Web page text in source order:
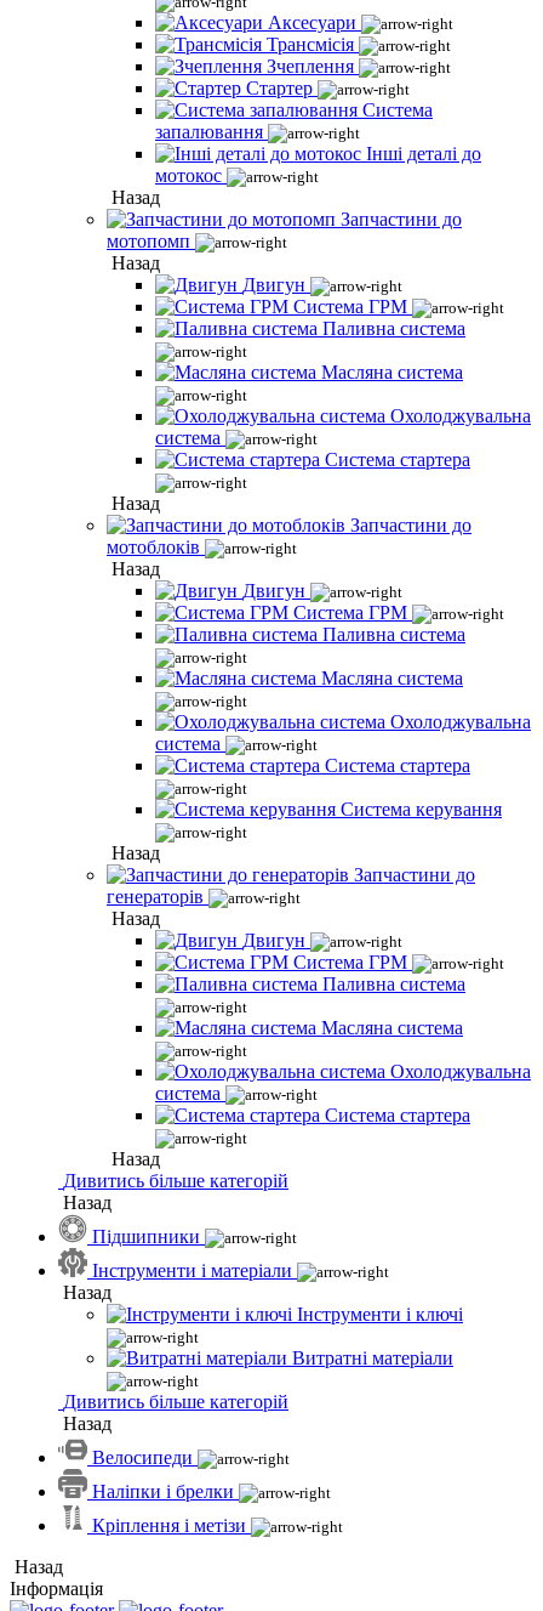
Аксесуари
Трансмісія
Зчеплення
Стартер
Система
запалювання
Інші деталі до
мотокос
Назад
Запчастини до
мотопомп
Назад
Двигун
Система ГРМ
Паливна система
Масляна система
Охолоджувальна
система
Система стартера
Назад
Запчастини до
мотоблоків
Назад
Двигун
Система ГРМ
Паливна система
Масляна система
Охолоджувальна
система
Система стартера
Система керування
Назад
Запчастини до
генераторів
Назад
Двигун
Система ГРМ
Паливна система
Масляна система
Охолоджувальна
система
Система стартера
Назад
Дивитись більше категорій
Назад
Підшипники
Інструменти і матеріали
Назад
Інструменти і ключі
Витратні матеріали
Дивитись більше категорій
Назад
Велосипеди
Наліпки і брелки
Кріплення і метізи
Назад
Інформація